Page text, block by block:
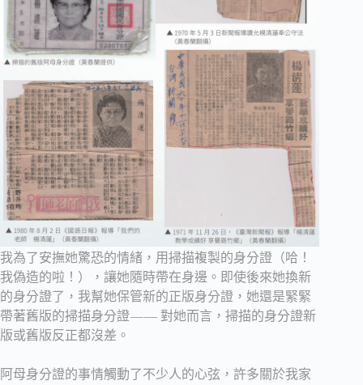
我為了安撫她驚恐的情緒，用掃描複製的身分證（哈！
我偽造的啦！），讓她隨時帶在身邊。即使後來她換新
的身分證了，我幫她保管新的正版身分證，她還是緊緊
帶著舊版的掃描身分證 — — 對她而言，掃描的身分證新
版或舊版反正都沒差。
阿母身分證的事情觸動了不少人的心弦，許多關於我家